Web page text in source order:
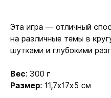
Эта игра — отличный
на различные темы в
шутками и глубокими
Вес: 300 г
Размер: 11,7х17х5 см